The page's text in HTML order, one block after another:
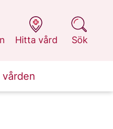
Hitta vård
på 1177.se
Sök
på 1177.se